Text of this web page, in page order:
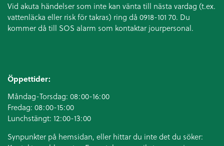
Vid akuta händelser som inte kan vänta till nästa vardag (t.ex.
vattenläcka eller risk för takras) ring då 0918-101 70. Du
kommer då till SOS alarm som kontaktar jourpersonal.
Öppettider:
Måndag-Torsdag: 08:00-16:00
Fredag: 08:00-15:00
Lunchstängt: 12:00-13:00
Synpunkter på hemsidan, eller hittar du inte det du söker: